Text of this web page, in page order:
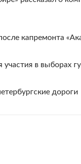
капремонта
в выборах
дороги